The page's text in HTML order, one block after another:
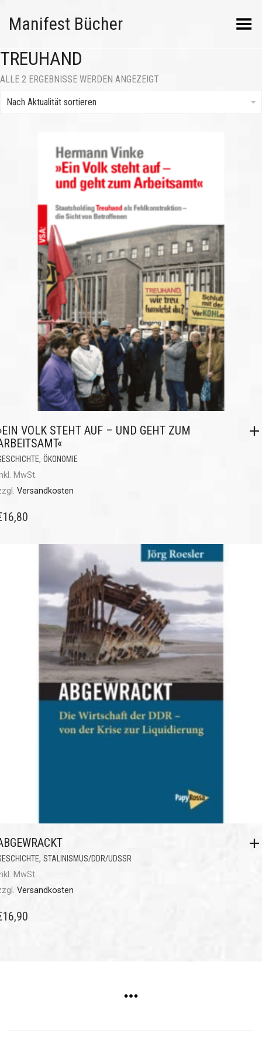
Manifest Bücher Menü umschalten
TREUHAND
ALLE 2 ERGEBNISSE WERDEN ANGEZEIGT
Nach Aktualität sortieren
VOLK STEHT AUF – UND GEHT ZUM
, ÖKONOMIE
MwSt.
Versandkosten
16,80
, STALINISMUS/DDR/UDSSR
MwSt.
Versandkosten
16,90